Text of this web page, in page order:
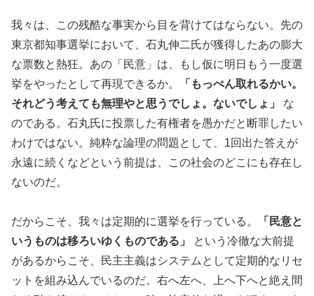
我々は、この残酷な事実から目を背けてはならない。先の
東京都知事選挙において、石丸伸二氏が獲得したあの膨大
な票数と熱狂。あの「民意」は、もし仮に明日もう一度選
挙をやったとして再現できるか。
「もっぺん取れるかい。
それどう考えても無理やと思うでしょ。ないでしょ」
な
のである。石丸氏に投票した有権者を愚かだと断罪したい
わけではない。純粋な論理の問題として、1回出た答えが
永遠に続くなどという前提は、この社会のどこにも存在し
ないのだ。
だからこそ、我々は定期的に選挙を行っている。
「民意と
いうものは移ろいゆくものである」
という冷徹な大前提
があるからこそ、民主主義はシステムとして定期的なリセ
ットを組み込んでいるのだ。右へ左へ、上へ下へと絶え間